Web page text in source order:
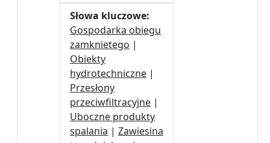
Słowa kluczowe:
Gospodarka obiegu
zamknietego |
Obiekty
hydrotechniczne |
Przesłony
przeciwfiltracyjne |
Uboczne produkty
spalania | Zawiesina